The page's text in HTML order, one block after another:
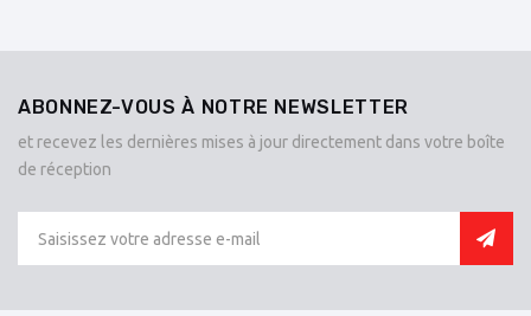
ABONNEZ-VOUS À NOTRE NEWSLETTER
et recevez les dernières mises à jour directement dans votre boîte
de réception